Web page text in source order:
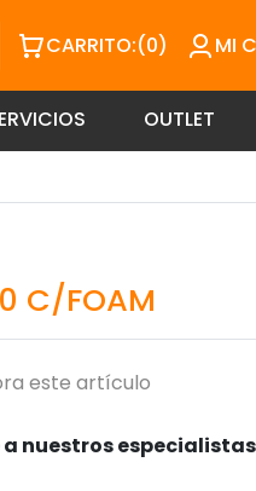
CARRITO:(0) MI
OUTLET
C/FOAM
este artículo
a nuestros